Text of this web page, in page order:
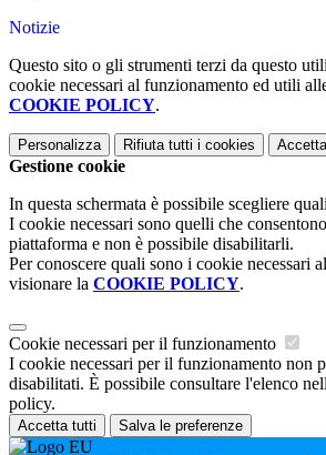
Notizie
Questo sito o gli strumenti terzi da questo
cookie necessari al funzionamento ed utili
COOKIE POLICY.
Personalizza Rifiuta tutti i cookies
Gestione cookie
In questa schermata è possibile scegliere
I cookie necessari sono quelli che
piattaforma e non è possibile disabilitarli.
Per conoscere quali sono i cookie necessari
visionare la COOKIE POLICY.
Cookie necessari per il funzionamento
I cookie necessari per il funzionamento non
disabilitati. È possibile consultare l'elenco
policy.
Accetta tutti Salva le preferenze